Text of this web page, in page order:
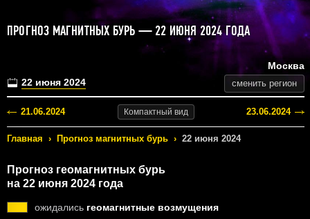
ПРОГНОЗ МАГНИТНЫХ БУРЬ — 22 ИЮНЯ 2024 ГОДА
22 июня 2024
Москва
сменить регион
21.06.2024 Компактный вид 23.06.2024
Главная › Прогноз магнитных бурь › 22 июня 2024
Прогноз геомагнитных бурь
на 22 июня 2024 года
ожидались геомагнитные возмущения